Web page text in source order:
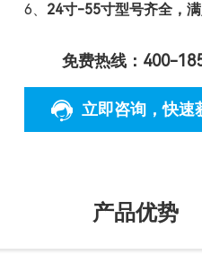
6、 24寸-55寸型号齐全，
免费热线：400-
立即咨询 ，快
产品优势